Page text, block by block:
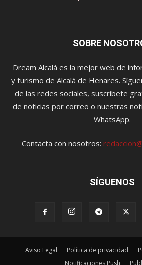
SOBRE
Dream Alcalá es la mejor web de
y turismo de Alcalá de Henares.
de las redes sociales, suscríbete
de noticias por correo o nuestras
WhatsApp.
Contacta con nosotros:
SÍGUENOS
Aviso Legal Política de privacidad
Notificaciones Push